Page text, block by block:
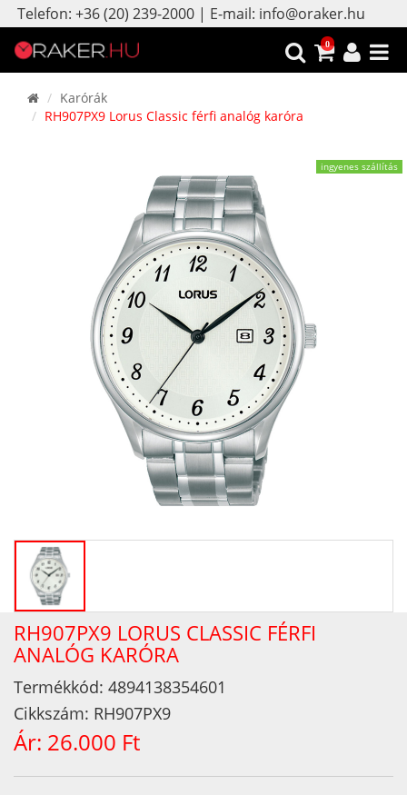
Telefon: +36 (20) 239-2000 | E-mail: info@oraker.hu
0
Karórák
RH907PX9 Lorus Classic férfi analóg karóra
ingyenes szállítás
RH907PX9 LORUS CLASSIC FÉRFI
ANALÓG KARÓRA
Termékkód: 4894138354601
Cikkszám: RH907PX9
Ár: 26.000 Ft